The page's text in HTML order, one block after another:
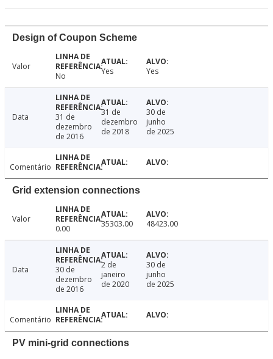
Design of Coupon Scheme
Valor
No
Yes Yes
Data
31 de
dezembro
de 2016
31 de
dezembro
de 2018
30 de
junho
de 2025
Comentário
Grid extension connections
Valor
0.00
35303.00 48423.00
Data
30 de
dezembro
de 2016
2 de
janeiro
de 2020
30 de
junho
de 2025
Comentário
PV mini-grid connections